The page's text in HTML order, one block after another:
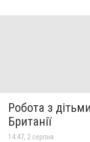
Робота з
Британії
14:47, 2 серпня